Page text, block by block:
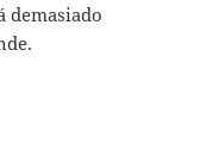
demasiado